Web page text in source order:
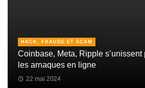
HACK, FRAUDE ET SCAM
Coinbase, Meta, Ripple s’unissent
les arnaques en ligne
22 mai 2024